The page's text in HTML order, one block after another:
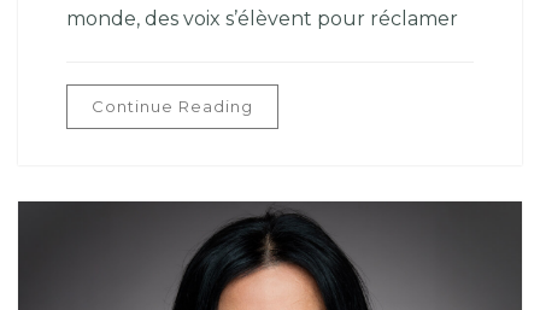
monde, des voix s’élèvent pour réclamer
Continue Reading